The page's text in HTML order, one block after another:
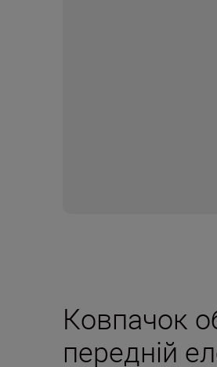
Ковпачок
передній